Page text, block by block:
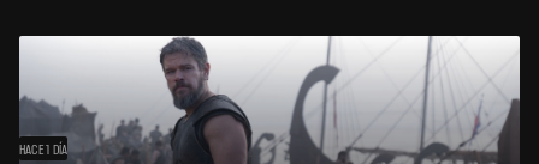
HACE 1 DÍA